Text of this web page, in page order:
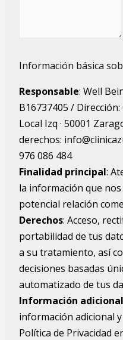
Información básica
Responsable: Well
B16737405 /
Local Izq · 50001
derechos:
976 086 484
Finalidad principal:
la información que
potencial relación
Derechos: Acceso,
portabilidad de tus
a su tratamiento, así
decisiones basadas
automatizado de tus
Información adicional
información adicional
Política de Privacidad